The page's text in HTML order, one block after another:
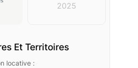
2025
Et Territoires
locative :